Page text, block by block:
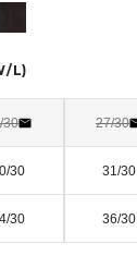
L)
30 27/30
30 31/30
30 36/30